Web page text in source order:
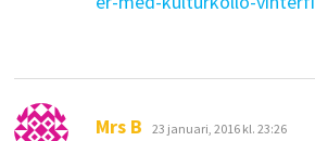
Mrs B skriver:
23 januari, 2016 kl. 23:26